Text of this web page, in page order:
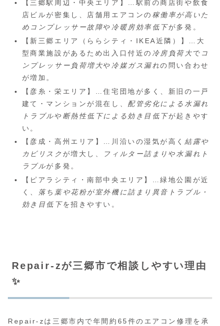
【三郷駅周辺・中央エリア】…駅前の商店街や飲食
店ビルが密集し、店舗用エアコンの稼働率が高いた
めコンプレッサー故障や 冷暖房効率低下が多発。
【新三郷エリア（ららシティ・IKEA近隣）】…大
型商業施設があるため出入口付近の 冷房負荷大で コ
ンプレッサー負荷増大や 冷媒ガス漏れの問い合わせ
が増加。
【彦糸・栄エリア】…住宅団地が多く、新旧の一戸
建て・マンションが混在し、 配管劣化による水漏れ
トラブルや 断熱性低下による効き目低下が起きやす
い。
【彦成・高州エリア】…川沿いの湿気が高く 結露や
カビリスク が増大し、 フィルター詰まり や水漏れト
ラブルが多発。
【ピアラシティ・南部中央エリア】…緑地公園が近
く、
落ち葉や花粉が室外機に詰まり 異音トラブル・
効き目低下を招きやすい。
Repair-zが三郷市で相談しやすい理由
✨
Repair-zは三郷市内で年間約65件のエアコン修理を承